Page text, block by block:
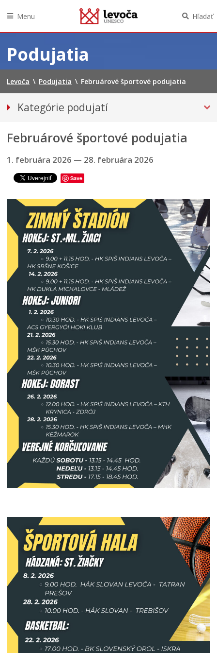
obsah
Menu Hľadať
Podujatia
Levoča \ Podujatia \ Februárové športové podujatia
Kategórie podujatí
Hudba, tanec, divadlo
Výstavy
ROČNÝ PREHĽAD
Februárové športové podujatia
1. februára 2026 — 28. februára 2026
Save